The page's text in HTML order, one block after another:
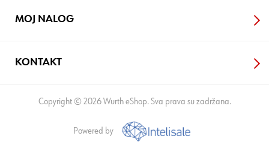
MOJ NALOG
KONTAKT
Copyright © 2026 Wurth eShop. Sva prava su zadržana.
Powered by